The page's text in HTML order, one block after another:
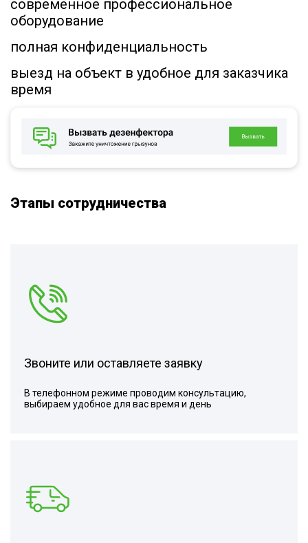
современное профессиональное
оборудование
полная конфиденциальность
выезд на объект в удобное для заказчика
время
Этапы сотрудничества
Звоните или оставляете заявку
В телефонном режиме проводим консультацию,
выбираем удобное для вас время и день